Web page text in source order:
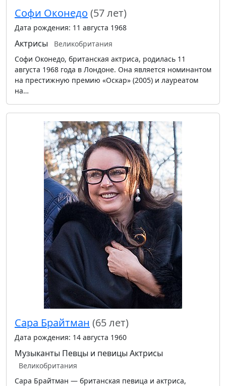
Софи Оконедо (57 лет)
Дата рождения: 11 августа 1968
Актрисы
Великобритания
Софи Оконедо, британская актриса, родилась 11
августа 1968 года в Лондоне. Она является номинантом
на престижную премию «Оскар» (2005) и лауреатом
на…
Сара Брайтман (65 лет)
Дата рождения: 14 августа 1960
Музыканты Певцы и певицы Актрисы
Великобритания
Сара Брайтман — британская певица и актриса,